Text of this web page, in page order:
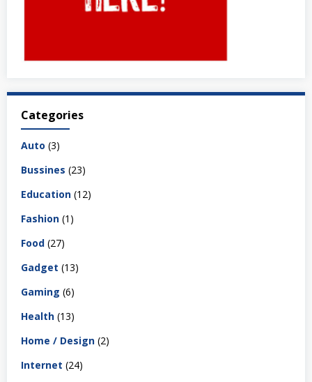
Categories
Auto (3)
Bussines (23)
Education (12)
Fashion (1)
Food (27)
Gadget (13)
Gaming (6)
Health (13)
Home / Design (2)
Internet (24)